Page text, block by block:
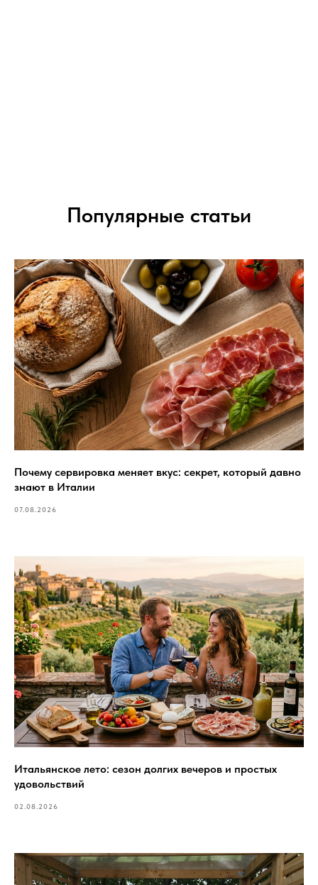
Популярные статьи
Почему сервировка меняет вкус: секрет, который давно
знают в Италии
07.08.2026
Итальянское лето: сезон долгих вечеров и простых
удовольствий
02.08.2026